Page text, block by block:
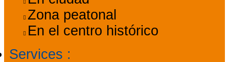
Zona peatonal
En el centro histórico
Services :